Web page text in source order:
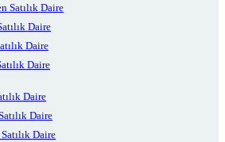
Satılık Daire
Daire
Daire
Daire
Daire
Daire
Daire